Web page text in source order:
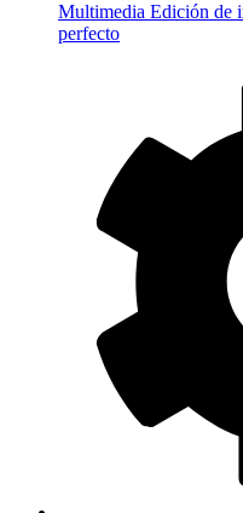
Multimedia Edición de
perfecto